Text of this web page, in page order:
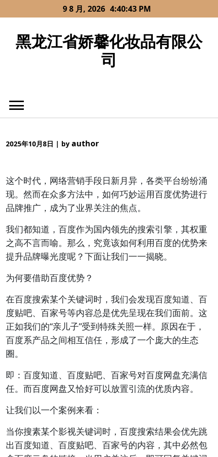
to
9 8 月, 2026 4:40:43 PM
黑龙江省娇馨化妆品有限公
司
2025年10月8日 | by author
这个时代，网络营销手段日新月异，各类平台纷纷涌
现。然而在众多方法中，如何巧妙运用百度优势进行
品牌推广，成为了业界关注的焦点。
我们都知道，百度作为国内领先的搜索引擎，其权重
之高不言而喻。那么，究竟该如何利用百度的优势来
提升品牌曝光度呢？下面让我们一一揭晓。
为何要借助百度优势？
在百度搜索某个关键词时，我们会发现百度知道、百
度贴吧、百家号等内容总是优先呈现在我们面前。这
正如我们的“亲儿子”受到特殊关照一样。原因在于，
百度系产品之间相互信任，形成了一个庞大的生态
圈。
即：百度知道、百度贴吧、百家号对百度网盘充满信
任。而百度网盘又恰好可以放置引流的优质内容。
让我们以一个案例来看：
当你搜素某个影视关键词时，百度搜索结果会优先跳
出百度知道、百度贴吧、百家号的内容，其中必然包